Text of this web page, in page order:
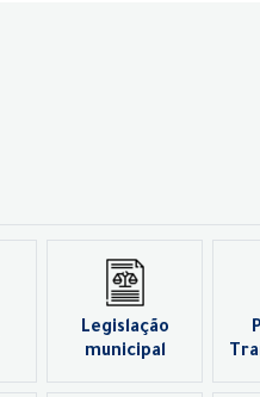
Legislação
municipal